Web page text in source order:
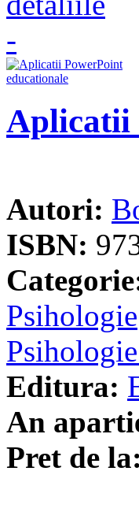
Aplicatii
Autori:
ISBN:
Psihologie
Editura:
An
Pret de la: